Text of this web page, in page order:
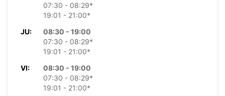
07:30 - 08:29*
19:01 - 21:00*
JU:
08:30 - 19:00
07:30 - 08:29*
19:01 - 21:00*
VI:
08:30 - 19:00
07:30 - 08:29*
19:01 - 21:00*